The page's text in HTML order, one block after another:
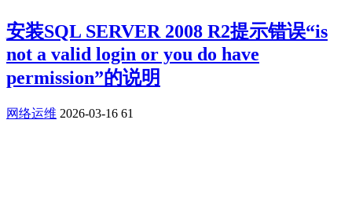
安装SQL SERVER 2008 R2提示错误“is
not a valid login or you do have
permission”的说明
网络运维 2026-03-16 61